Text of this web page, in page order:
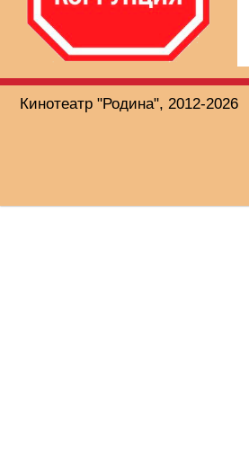
Кинотеатр "Родина", 2012-2026